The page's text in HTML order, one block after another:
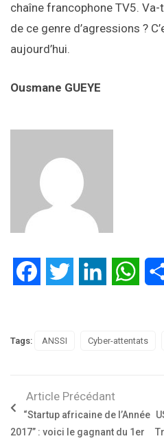
chaîne francophone TV5.
de ce genre d’agressions ?
aujourd’hui.
Ousmane GUEYE
FacebookTwitter LinkedIn
Tags: ANSSI Cyber-attentats
Article Précédant
“Startup africaine de l’Année
2017” : voici le gagnant du 1er